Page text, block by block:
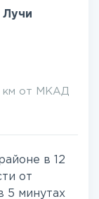
Лучи
км от МКАД
в 12
от
5 минутах